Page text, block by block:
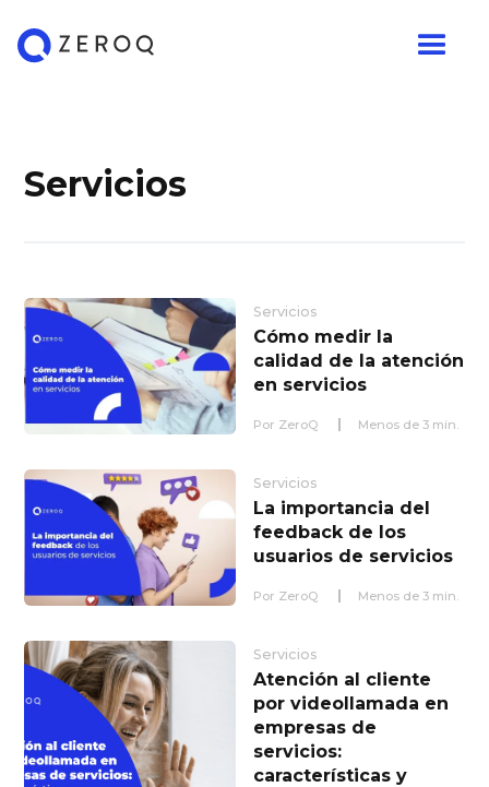
Servicios
Servicios
Cómo medir la
calidad de la atención
en servicios
Por ZeroQ Menos de 3 min.
Servicios
La importancia del
feedback de los
usuarios de servicios
Por ZeroQ Menos de 3 min.
Servicios
Atención al cliente
por videollamada en
empresas de
servicios:
características y